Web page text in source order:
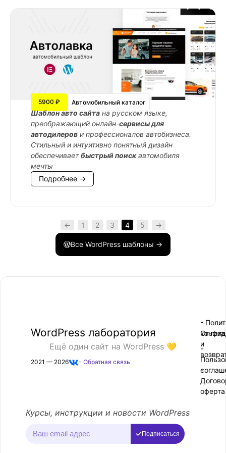
5900 ₽ Автомобильный каталог
Шаблон авто сайта на русском языке,
преображающий онлайн-сервисы для
автодилеров и профессионалов автобизнеса.
Стильный и интуитивно понятный дизайн
обеспечиваетбыстрый поискавтомобиля
мечты
Подробнее →
← 1 2 3 4 5 →
Все WordPress шаблоны →
WordPress лаборатория
Ещё один сайт на WordPress 💛
2021 — 2026 - Обратная связь
-
-
-
Оплата
и
-
оферта
Курсы, инструкции и новости WordPress
Подписаться